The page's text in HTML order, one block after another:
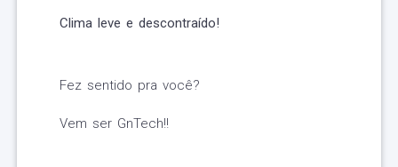
Clima leve e descontraído!
Fez sentido pra você?
Vem ser GnTech!!